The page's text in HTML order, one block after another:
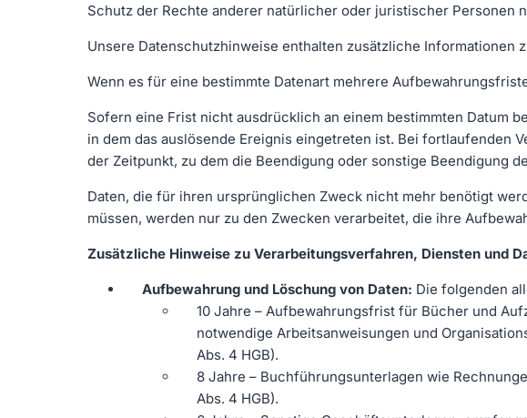
Schutz der Rechte anderer natürlicher oder juristischer Personen
Unsere Datenschutzhinweise enthalten zusätzliche Informationen
Wenn es für eine bestimmte Datenart mehrere
Sofern eine Frist nicht ausdrücklich an einem bestimmten Datum
in dem das auslösende Ereignis eingetreten ist. Bei fortlaufenden
der Zeitpunkt, zu dem die Beendigung oder sonstige Beendigung
Daten, die für ihren ursprünglichen Zweck nicht mehr benötigt
müssen, werden nur zu den Zwecken verarbeitet, die ihre
Zusätzliche Hinweise zu Verarbeitungsverfahren, Diensten und
Aufbewahrung und Löschung von Daten: Die folgenden
10 Jahre – Aufbewahrungsfrist für Bücher und
notwendige Arbeitsanweisungen und
Abs. 4 HGB).
8 Jahre – Buchführungsunterlagen wie
Abs. 4 HGB).